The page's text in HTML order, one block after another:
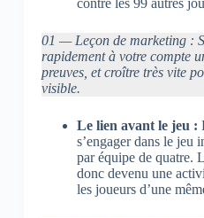
contre les 99 autres
01 — Leçon de marketing :
rapidement à votre compte
preuves, et croître très vite
visible.
Le lien avant le jeu :
s’engager dans le jeu
par équipe de quatre.
donc devenu une
les joueurs d’une